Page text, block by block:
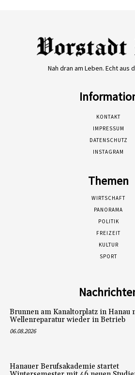
Nah dran am Leben. Echt aus
KONTAKT
IMPRESSUM
DATENSCHUTZ
INSTAGRAM
Themen
WIRTSCHAFT
PANORAMA
POLITIK
FREIZEIT
KULTUR
SPORT
Brunnen am Kanaltorplatz in Hanau
Wellenreparatur wieder in Betrieb
06.08.2026
Hanauer Berufsakademie startet